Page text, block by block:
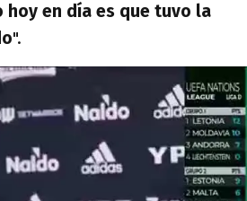
en día es que tuvo la
".